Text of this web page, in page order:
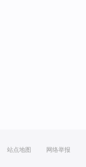
站点地图 网络举报